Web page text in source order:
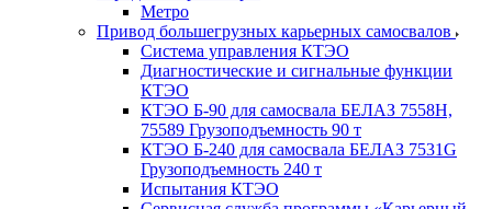
Метро
Привод большегрузных карьерных самосвалов
Система управления КТЭО
Диагностические и сигнальные функции
КТЭО
КТЭО Б-90 для самосвала БЕЛАЗ 7558H,
75589 Грузоподъемность 90 т
КТЭО Б-240 для самосвала БЕЛАЗ 7531G
Грузоподъемность 240 т
Испытания КТЭО